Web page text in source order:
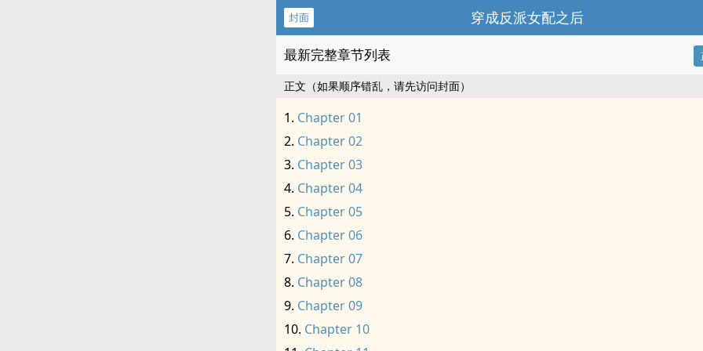
封面 穿成反派女配之后
最新完整章节列表
正文（如果顺序错乱，请先访问封面）
Chapter 01
Chapter 02
Chapter 03
Chapter 04
Chapter 05
Chapter 06
Chapter 07
Chapter 08
Chapter 09
Chapter 10